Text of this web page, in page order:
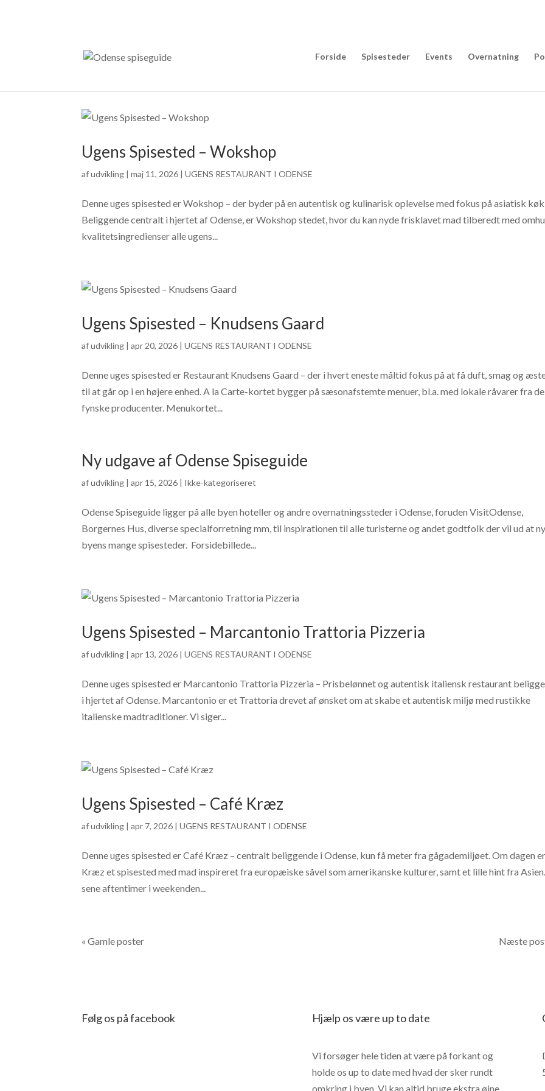
Forside Spisesteder Events Overnatning
Ugens Spisested – Wokshop
afudvikling |maj 11, 2026 |UGENS RESTAURANT I ODENSE
Denne uges spisested er Wokshop – der byder på en autentisk og kulinarisk oplevelse med fokus på asiatisk
Beliggende centralt i hjertet af Odense, er Wokshop stedet, hvor du kan nyde frisklavet mad tilberedt med
kvalitetsingredienser alle ugens...
Ugens Spisested – Knudsens Gaard
afudvikling |apr 20, 2026 |UGENS RESTAURANT I ODENSE
Denne uges spisested er Restaurant Knudsens Gaard – der i hvert eneste måltid fokus på at få duft, smag og
til at går op i en højere enhed. A la Carte-kortet bygger på sæsonafstemte menuer, bl.a. med lokale råvarer fra de
fynske producenter. Menukortet...
Ny udgave af Odense Spiseguide
afudvikling |apr 15, 2026 | Ikke-kategoriseret
Odense Spiseguide ligger på alle byen hoteller og andre overnatningssteder i Odense, foruden VisitOdense,
Borgernes Hus, diverse specialforretning mm, til inspirationen til alle turisterne og andet godtfolk der vil ud at
byens mange spisesteder. Forsidebillede...
Ugens Spisested – Marcantonio Trattoria Pizzeria
afudvikling |apr 13, 2026 |UGENS RESTAURANT I ODENSE
Denne uges spisested er Marcantonio Trattoria Pizzeria – Prisbelønnet og autentisk italiensk restaurant
i hjertet af Odense. Marcantonio er et Trattoria drevet af ønsket om at skabe et autentisk miljø med rustikke
italienske madtraditioner. Vi siger...
Ugens Spisested – Café Kræz
afudvikling |apr 7, 2026 |UGENS RESTAURANT I ODENSE
Denne uges spisested er Café Kræz – centralt beliggende i Odense, kun få meter fra gågademiljøet. Om dagen
Kræz et spisested med mad inspireret fra europæiske såvel som amerikanske kulturer, samt et lille hint fra
sene aftentimer i weekenden...
« Gamle poster Næste
Følg os på facebook Hjælp os være up to date
Vi forsøger hele tiden at være på forkant og
holde os up to date med hvad der sker rundt
omkring i byen. Vi kan altid bruge ekstra øjne